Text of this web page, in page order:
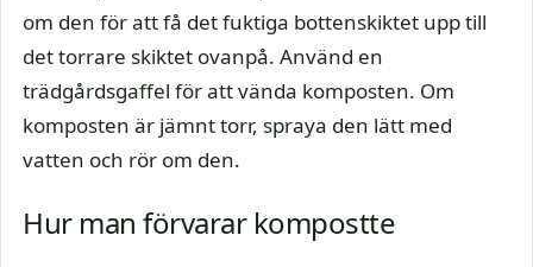
om den för att få det fuktiga bottenskiktet upp till
det torrare skiktet ovanpå. Använd en
trädgårdsgaffel för att vända komposten. Om
komposten är jämnt torr, spraya den lätt med
vatten och rör om den.
Hur man förvarar kompostte